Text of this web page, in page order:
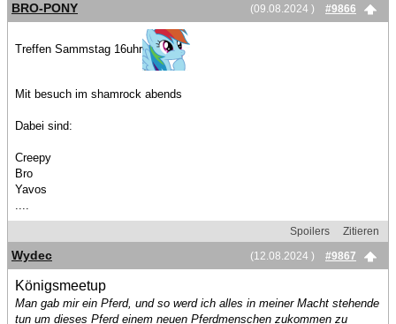
(09.08.2024 )
#9866
BRO-PONY
Treffen Sammstag 16uhr
Mit besuch im shamrock abends
Dabei sind:
Creepy
Bro
Yavos
....
Spoilers
Zitieren
(12.08.2024 )
#9867
Wydec
Königsmeetup
Man gab mir ein Pferd, und so werd ich alles in meiner Macht stehende
tun um dieses Pferd einem neuen Pferdmenschen zukommen zu